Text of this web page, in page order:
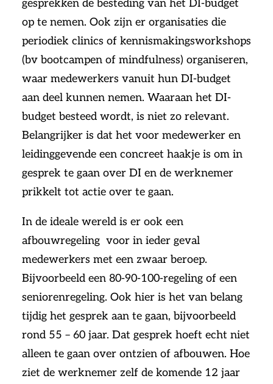
gesprekken de besteding van het DI-budget
op te nemen. Ook zijn er organisaties die
periodiek clinics of kennismakingsworkshops
(bv bootcampen of mindfulness) organiseren,
waar medewerkers vanuit hun DI-budget
aan deel kunnen nemen. Waaraan het DI-
budget besteed wordt, is niet zo relevant.
Belangrijker is dat het voor medewerker en
leidinggevende een concreet haakje is om in
gesprek te gaan over DI en de werknemer
prikkelt tot actie over te gaan.
In de ideale wereld is er ook een
afbouwregeling voor in ieder geval
medewerkers met een zwaar beroep.
Bijvoorbeeld een 80-90-100-regeling of een
seniorenregeling. Ook hier is het van belang
tijdig het gesprek aan te gaan, bijvoorbeeld
rond 55 – 60 jaar. Dat gesprek hoeft echt niet
alleen te gaan over ontzien of afbouwen. Hoe
ziet de werknemer zelf de komende 12 jaar